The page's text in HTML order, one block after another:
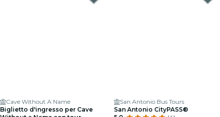
Cave Without A Name
Biglietto d'ingresso per Cave
San Antonio Bus Tours
San Antonio CityPASS®